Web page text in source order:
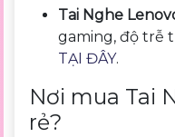
Tai Nghe
gaming, độ trễ
TẠI ĐÂY.
Nơi mua Tai
rẻ?